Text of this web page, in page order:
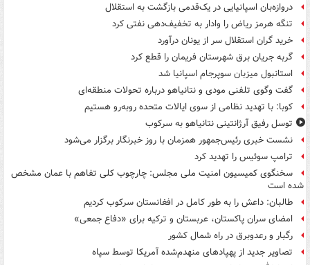
دروازه‌بان اسپانیایی در یک‌قدمی بازگشت به استقلال
تنگه هرمز ریاض را وادار به تخفیف‌دهی نفتی کرد
خرید گران استقلال سر از یونان درآورد
گربه جریان برق شهرستان فریمان را قطع کرد
استانبول میزبان سوپرجام اسپانیا شد
گفت وگوی تلفنی مودی و نتانیاهو درباره تحولات منطقه‌ای
کوبا: با تهدید نظامی از سوی ایالات متحده روبه‌رو هستیم
توسل رفیق آرژانتینی نتانیاهو به سرکوب
نشست خبری رئیس‌جمهور همزمان با روز خبرنگار برگزار می‌شود
ترامپ سوئیس را تهدید کرد
سخنگوی کمیسیون امنیت ملی مجلس: چارچوب کلی تفاهم با عمان مشخص
شده است
طالبان: داعش را به طور کامل در افغانستان سرکوب کردیم
امضای سران پاکستان، عربستان و ترکیه برای «دفاع جمعی»
رگبار و رعدوبرق در راه شمال کشور
تصاویر جدید از پهپادهای منهدم‌شده آمریکا توسط سپاه